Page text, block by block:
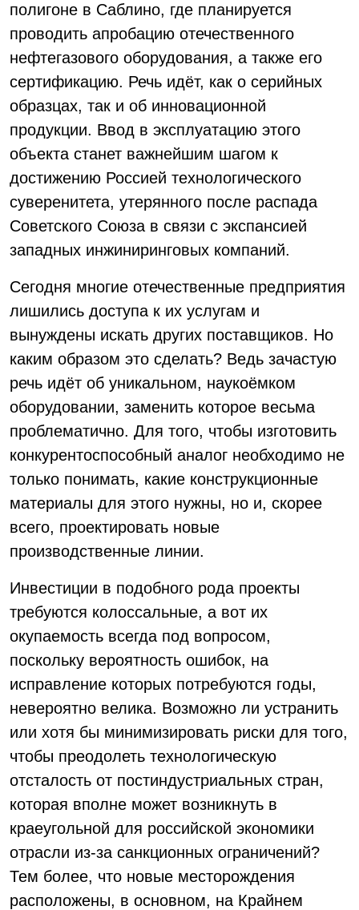
полигоне в Саблино, где планируется
проводить апробацию отечественного
нефтегазового оборудования, а также его
сертификацию. Речь идёт, как о серийных
образцах, так и об инновационной
продукции. Ввод в эксплуатацию этого
объекта станет важнейшим шагом к
достижению Россией технологического
суверенитета, утерянного после распада
Советского Союза в связи с экспансией
западных инжиниринговых компаний.
Сегодня многие отечественные предприятия
лишились доступа к их услугам и
вынуждены искать других поставщиков. Но
каким образом это сделать? Ведь зачастую
речь идёт об уникальном, наукоёмком
оборудовании, заменить которое весьма
проблематично. Для того, чтобы изготовить
конкурентоспособный аналог необходимо не
только понимать, какие конструкционные
материалы для этого нужны, но и, скорее
всего, проектировать новые
производственные линии.
Инвестиции в подобного рода проекты
требуются колоссальные, а вот их
окупаемость всегда под вопросом,
поскольку вероятность ошибок, на
исправление которых потребуются годы,
невероятно велика. Возможно ли устранить
или хотя бы минимизировать риски для того,
чтобы преодолеть технологическую
отсталость от постиндустриальных стран,
которая вполне может возникнуть в
краеугольной для российской экономики
отрасли из-за санкционных ограничений?
Тем более, что новые месторождения
расположены, в основном, на Крайнем